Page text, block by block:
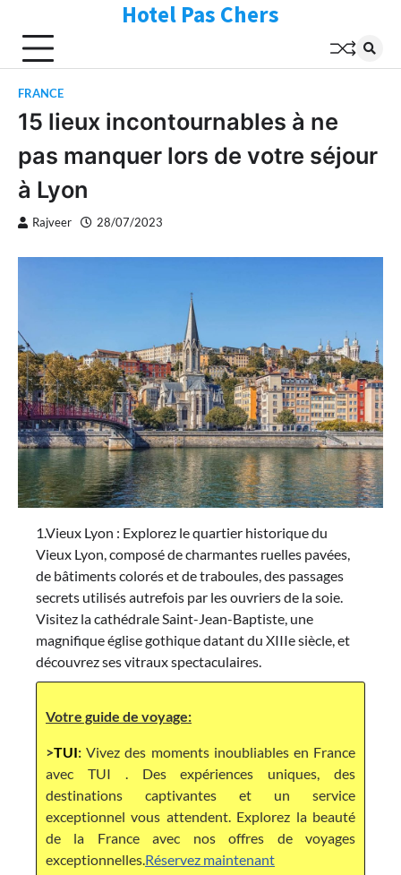
content
Hotel Pas Chers
FRANCE
15 lieux incontournables à ne
pas manquer lors de votre séjour
à Lyon
Rajveer 28/07/2023
1.Vieux Lyon : Explorez le quartier historique du
Vieux Lyon, composé de charmantes ruelles pavées,
de bâtiments colorés et de traboules, des passages
secrets utilisés autrefois par les ouvriers de la soie.
Visitez la cathédrale Saint-Jean-Baptiste, une
magnifique église gothique datant du XIIIe siècle, et
découvrez ses vitraux spectaculaires.
Votre guide de voyage:
>TUI: Vivez des moments inoubliables en France
avec TUI . Des expériences uniques, des
destinations captivantes et un service
exceptionnel vous attendent. Explorez la beauté
de la France avec nos offres de voyages
exceptionnelles.Réservez maintenant